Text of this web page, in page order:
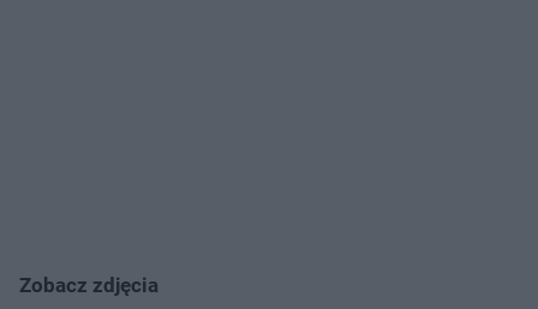
Zobacz zdjęcia